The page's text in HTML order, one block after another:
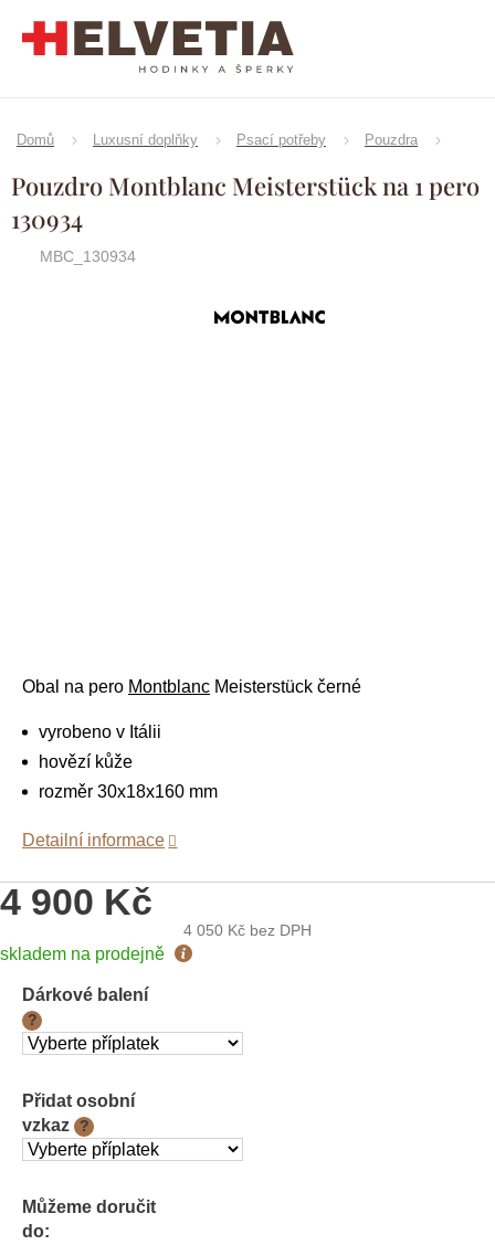
Domů Luxusní doplňky Psací potřeby Pouzdra
Pouzdro Montblanc Meisterstück na 1 pero
130934
MBC_130934
Značka:Montblanc
4 900 Kč
4 050 Kč bez DPH
Měrná
skladem na prodejně
Dárkové balení
?
Přidat osobní
vzkaz
?
Můžeme doručit
do:
Obal na pero Montblanc Meisterstück černé
vyrobeno v Itálii
hovězí kůže
rozměr 30x18x160 mm
Detailní informace